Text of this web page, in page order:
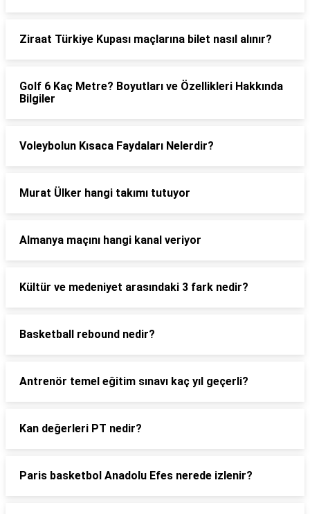
Ziraat Türkiye Kupası maçlarına bilet nasıl alınır?
Golf 6 Kaç Metre? Boyutları ve Özellikleri Hakkında
Bilgiler
Voleybolun Kısaca Faydaları Nelerdir?
Murat Ülker hangi takımı tutuyor
Almanya maçını hangi kanal veriyor
Kültür ve medeniyet arasındaki 3 fark nedir?
Basketball rebound nedir?
Antrenör temel eğitim sınavı kaç yıl geçerli?
Kan değerleri PT nedir?
Paris basketbol Anadolu Efes nerede izlenir?